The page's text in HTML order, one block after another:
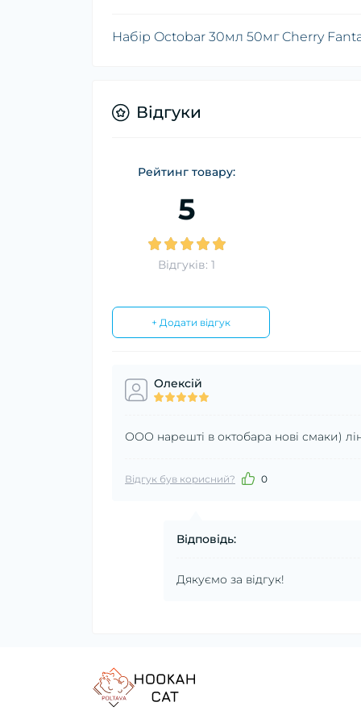
Набір Octobar 30мл 50мг Cherry
Відгуки
Рейтинг товару:
5
Відгуків: 1
+ Додати відгук
Олексій
ООО нарешті в октобара нові смаки)
Відгук був корисний? 0
Відповідь:
Дякуємо за відгук!